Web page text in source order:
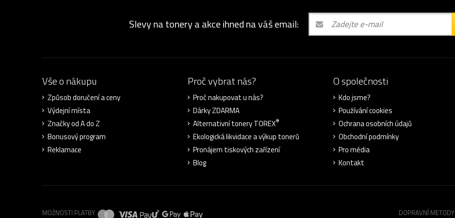
Slevy na tonery a akce ihned na váš email:
Vše o nákupu
Způsob doručení a ceny
Výdejní místa
Značky od A do Z
Bonusový program
Reklamace
Proč vybrat nás?
Proč nakupovat u nás?
Dárky ZDARMA
Alternativní tonery TOREX®
Ekologická likvidace a výkup tonerů
Pronájem tiskových zařízení
Blog
O společnosti
Kdo jsme?
Používání cookies
Ochrana osobních údajů
Obchodní podmínky
Pro média
Kontakt
MOŽNOSTI PLATBY DOPRAVNÍ METODY